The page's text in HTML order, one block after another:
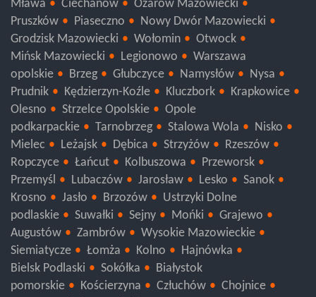
Mława
Ciechanów
Ożarów Mazowiecki
Pruszków
Piaseczno
Nowy Dwór Mazowiecki
Grodzisk Mazowiecki
Wołomin
Otwock
Mińsk Mazowiecki
Legionowo
Warszawa
opolskie
Brzeg Głubczyce Namysłów
Nysa
Prudnik
Kędzierzyn-Koźle Kluczbork
Krapkowice
Olesno
Strzelce Opolskie
Opole
podkarpackie
Tarnobrzeg Stalowa Wola
Nisko
Mielec
Leżajsk Dębica Strzyżów
Rzeszów
Ropczyce
Łańcut Kolbuszowa
Przeworsk
Przemyśl
Lubaczów Jarosław Lesko
Sanok
Krosno
Jasło Brzozów
Ustrzyki Dolne
podlaskie
Suwałki Sejny Mońki
Grajewo
Augustów
Zambrów
Wysokie Mazowieckie
Siemiatycze
Łomża Kolno
Hajnówka
Bielsk Podlaski
Sokółka
Białystok
pomorskie
Kościerzyna Człuchów
Chojnice